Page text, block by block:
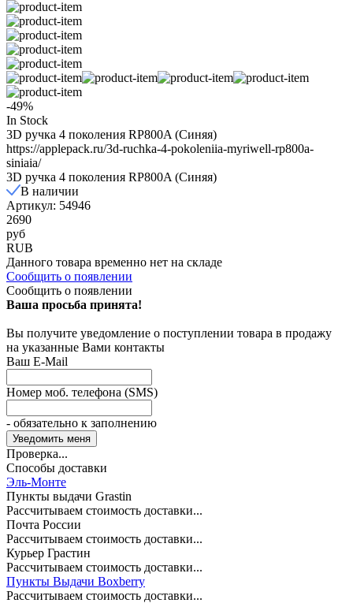
-49%
In Stock
3D ручка 4 поколения RP800A (Синяя)
https://applepack.ru/3d-ruchka-4-pokoleniia-myriwell-rp800a-
siniaia/
3D ручка 4 поколения RP800A (Синяя)
В наличии
Артикул: 54946
2690
руб
RUB
Данного товара временно нет на складе
Сообщить о появлении
Сообщить о появлении
Ваша просьба принята!
Вы получите уведомление о поступлении товара в продажу
на указанные Вами контакты
Ваш E-Mail
Номер моб. телефона (SMS)
- обязательно к заполнению
Проверка...
Способы доставки
Эль-Монте
Пункты выдачи Grastin
Рассчитываем стоимость доставки...
Почта России
Рассчитываем стоимость доставки...
Курьер Грастин
Рассчитываем стоимость доставки...
Пункты Выдачи Boxberry
Рассчитываем стоимость доставки...